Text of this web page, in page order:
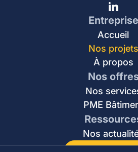
Entreprise
Accueil
Nos projets
À propos
Nos
Nos
PME
Nos